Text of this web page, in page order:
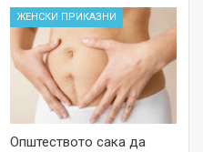
ЖЕНСКИ ПРИКАЗНИ
Општеството сака да